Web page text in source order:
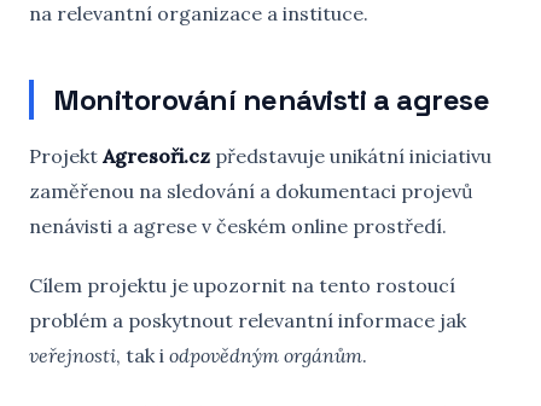
na relevantní organizace a instituce.
Monitorování nenávisti a agrese
Projekt Agresoři.cz představuje unikátní iniciativu
zaměřenou na sledování a dokumentaci projevů
nenávisti a agrese v českém online prostředí.
Cílem projektu je upozornit na tento rostoucí
problém a poskytnout relevantní informace jak
veřejnosti, tak i odpovědným orgánům.